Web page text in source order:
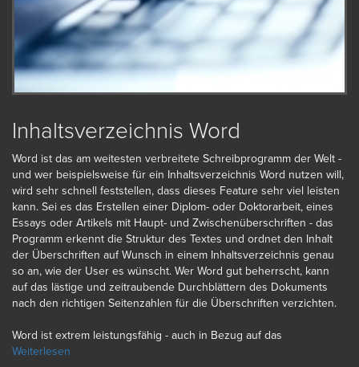
Inhaltsverzeichnis Word
Word ist das am weitesten verbreitete Schreibprogramm der Welt -
und wer beispielsweise für ein Inhaltsverzeichnis Word nutzen will,
wird sehr schnell feststellen, dass dieses Feature sehr viel leisten
kann. Sei es das Erstellen einer Diplom- oder Doktorarbeit, eines
Essays oder Artikels mit Haupt- und Zwischenüberschriften - das
Programm erkennt die Struktur des Textes und ordnet den Inhalt
der Überschriften auf Wunsch in einem Inhaltsverzeichnis genau
so an, wie der User es wünscht. Wer Word gut beherrscht, kann
auf das lästige und zeitraubende Durchblättern des Dokuments
nach den richtigen Seitenzahlen für die Überschriften verzichten.
Word ist extrem leistungsfähig - auch in Bezug auf das
Inhaltsverzeichnis. Kein Wunder, dass professionelle Schreiber für
Weiterlesen